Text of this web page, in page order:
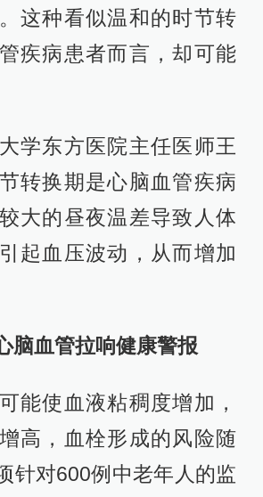
这种看似温和的时节转
疾病患者而言，却可能
学东方医院主任医师王
转换期是心脑血管疾病
大的昼夜温差导致人体
起血压波动，从而增加
脑血管拉响健康警报
能使血液粘稠度增加，
高，血栓形成的风险随
针对600例中老年人的监